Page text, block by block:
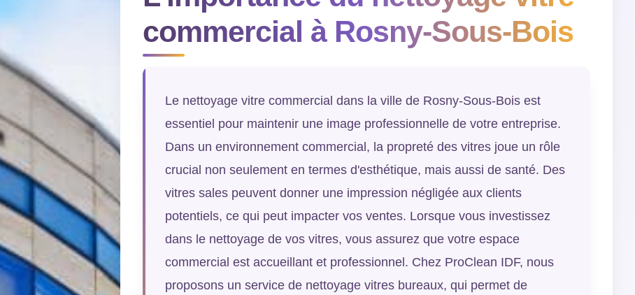
commercial à Rosny-Sous-Bois
Le nettoyage vitre commercial dans la ville de Rosny-Sous-Bois est
essentiel pour maintenir une image professionnelle de votre entreprise.
Dans un environnement commercial, la propreté des vitres joue un rôle
crucial non seulement en termes d'esthétique, mais aussi de santé. Des
vitres sales peuvent donner une impression négligée aux clients
potentiels, ce qui peut impacter vos ventes. Lorsque vous investissez
dans le nettoyage de vos vitres, vous assurez que votre espace
commercial est accueillant et professionnel. Chez ProClean IDF, nous
proposons un service de nettoyage vitres bureaux, qui permet de